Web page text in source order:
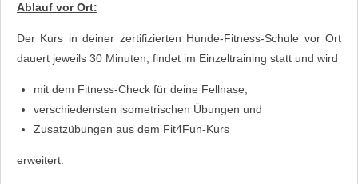
Ablauf vor Ort:
Der Kurs in deiner zertifizierten Hunde-Fitness-Schule vor Ort
dauert jeweils 30 Minuten, findet im Einzeltraining statt und wird
mit dem Fitness-Check für deine Fellnase,
verschiedensten isometrischen Übungen und
Zusatzübungen aus dem Fit4Fun-Kurs
erweitert.